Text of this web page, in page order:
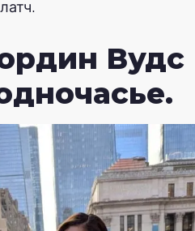
Вудс